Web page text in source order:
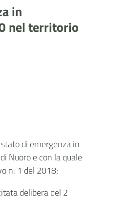
in
nel territorio
di emergenzain
Nuoroe con la quale
n. 1 del 2018;
delibera del 2